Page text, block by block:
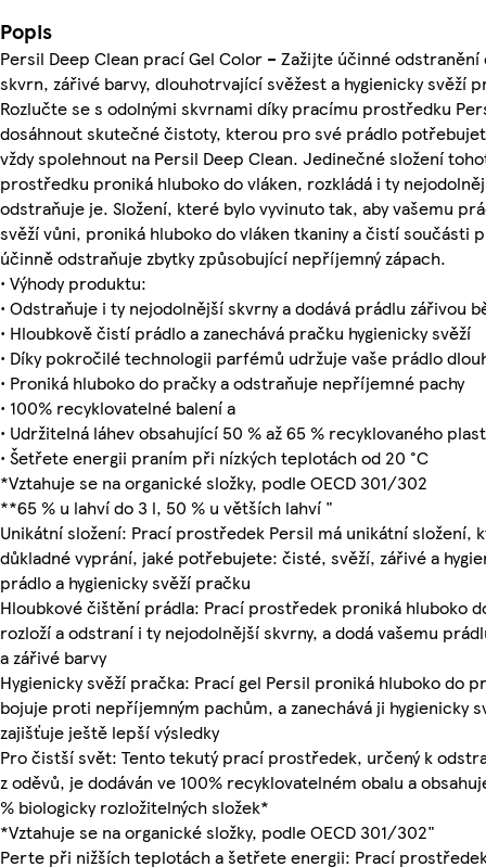
Popis
Persil Deep Clean prací Gel Color – Zažijte účinné odstranění
skvrn, zářivé barvy, dlouhotrvající svěžest a hygienicky svěží
Rozlučte se s odolnými skvrnami díky pracímu prostředku
dosáhnout skutečné čistoty, kterou pro své prádlo
vždy spolehnout na Persil Deep Clean. Jedinečné složení
prostředku proniká hluboko do vláken, rozkládá i ty
odstraňuje je. Složení, které bylo vyvinuto tak, aby vašemu
svěží vůni, proniká hluboko do vláken tkaniny a čistí součásti
účinně odstraňuje zbytky způsobující nepříjemný zápach.
• Výhody produktu:
• Odstraňuje i ty nejodolnější skvrny a dodává prádlu zářivou
• Hloubkově čistí prádlo a zanechává pračku hygienicky svěží
• Díky pokročilé technologii parfémů udržuje vaše prádlo
• Proniká hluboko do pračky a odstraňuje nepříjemné pachy
• 100% recyklovatelné balení a
• Udržitelná láhev obsahující 50 % až 65 % recyklovaného
• Šetřete energii praním při nízkých teplotách od 20 °C
*Vztahuje se na organické složky, podle OECD 301/302
**65 % u lahví do 3 l, 50 % u větších lahví "
Unikátní složení: Prací prostředek Persil má unikátní složení,
důkladné vyprání, jaké potřebujete: čisté, svěží, zářivé a
prádlo a hygienicky svěží pračku
Hloubkové čištění prádla: Prací prostředek proniká hluboko
rozloží a odstraní i ty nejodolnější skvrny, a dodá vašemu
a zářivé barvy
Hygienicky svěží pračka: Prací gel Persil proniká hluboko do
bojuje proti nepříjemným pachům, a zanechává ji hygienicky
zajišťuje ještě lepší výsledky
Pro čistší svět: Tento tekutý prací prostředek, určený k
z oděvů, je dodáván ve 100% recyklovatelném obalu a
% biologicky rozložitelných složek*
*Vztahuje se na organické složky, podle OECD 301/302"
Perte při nižších teplotách a šetřete energii: Prací